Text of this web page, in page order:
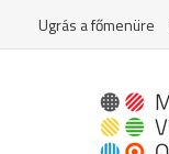
Ugrás a főmenüre